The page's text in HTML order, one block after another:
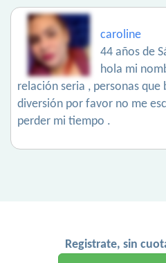
caroline
44 años de
hola mi
relación seria , personas que
diversión por favor no me
perder mi tiempo .
Registrate, sin